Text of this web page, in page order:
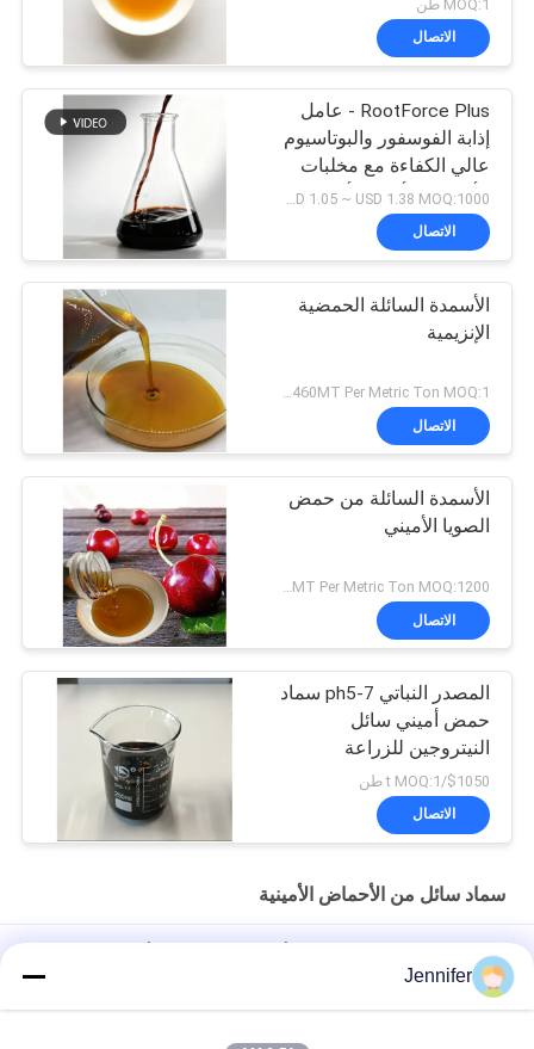
MOQ:1 طن
الاتصال
RootForce Plus - عامل
إذابة الفوسفور والبوتاسيوم
عالي الكفاءة مع مخلبات
الأحماض الأمينية لأنظمة
جذرية أقوى
الاتصال
الأسمدة السائلة الحمضية
الإنزيمية
US$1380~1460MT Per Metric Ton MOQ:1 طن متري لكل شحنة
الاتصال
الأسمدة السائلة من حمض
الصويا الأميني
US$1380~1460MT Per Metric Ton MOQ:1200 كجم
الاتصال
المصدر النباتي ph5-7 سماد
حمض أميني سائل
النيتروجين للزراعة
$1050/t MOQ:1 طن
الاتصال
سماد سائل من الأحماض الأمينية
النيتروجين العضوي 8-0-0
Jennifer